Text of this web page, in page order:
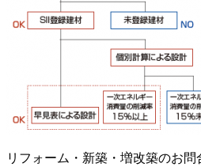
リフォーム・新築・増改築のお